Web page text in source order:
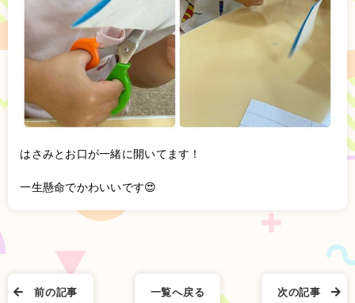
はさみとお口が一緒に開いてます！
一生懸命でかわいいです😍
次の記事
一覧へ戻る
前の記事